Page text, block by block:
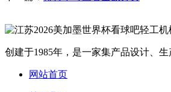
创建于1985年，是一家集产品设计、
网站首页